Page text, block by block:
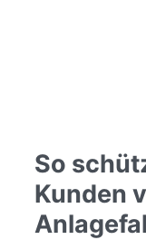
So
Kunden